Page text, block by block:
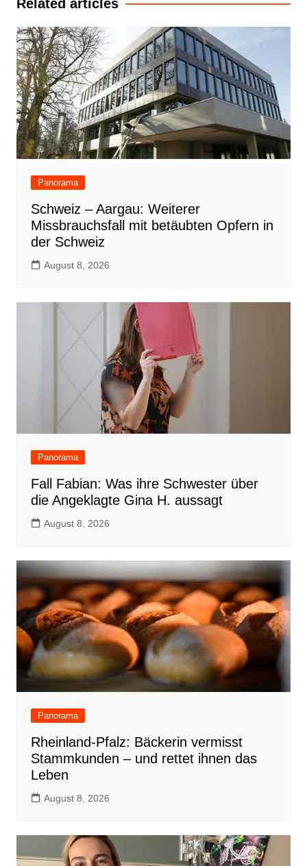
Related articles
Panorama
Schweiz – Aargau: Weiterer
Missbrauchsfall mit betäubten Opfern in
der Schweiz
August 8, 2026
Panorama
Fall Fabian: Was ihre Schwester über
die Angeklagte Gina H. aussagt
August 8, 2026
Panorama
Rheinland-Pfalz: Bäckerin vermisst
Stammkunden – und rettet ihnen das
Leben
August 8, 2026